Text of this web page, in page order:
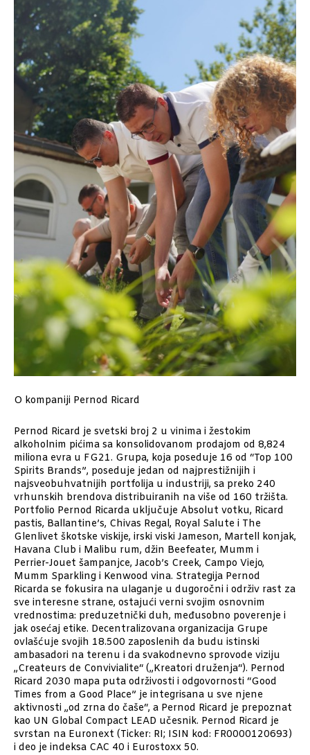
O kompaniji Pernod Ricard
Pernod Ricard je svetski broj 2 u vinima i žestokim
alkoholnim pićima sa konsolidovanom prodajom od 8,824
miliona evra u FG21. Grupa, koja poseduje 16 od “Top 100
Spirits Brands”, poseduje jedan od najprestižnijih i
najsveobuhvatnijih portfolija u industriji, sa preko 240
vrhunskih brendova distribuiranih na više od 160 tržišta.
Portfolio Pernod Ricarda uključuje Absolut votku, Ricard
pastis, Ballantine’s, Chivas Regal, Royal Salute i The
Glenlivet škotske viskije, irski viski Jameson, Martell konjak,
Havana Club i Malibu rum, džin Beefeater, Mumm i
Perrier-Jouet šampanjce, Jacob’s Creek, Campo Viejo,
Mumm Sparkling i Kenwood vina. Strategija Pernod
Ricarda se fokusira na ulaganje u dugoročni i održiv rast za
sve interesne strane, ostajući verni svojim osnovnim
vrednostima: preduzetnički duh, međusobno poverenje i
jak osećaj etike. Decentralizovana organizacija Grupe
ovlašćuje svojih 18.500 zaposlenih da budu istinski
ambasadori na terenu i da svakodnevno sprovode viziju
„Createurs de Convivialite“ („Kreatori druženja“). Pernod
Ricard 2030 mapa puta održivosti i odgovornosti “Good
Times from a Good Place” je integrisana u sve njene
aktivnosti „od zrna do čaše“, a Pernod Ricard je prepoznat
kao UN Global Compact LEAD učesnik. Pernod Ricard je
svrstan na Euronext (Ticker: RI; ISIN kod: FR0000120693)
i deo je indeksa CAC 40 i Eurostoxx 50.